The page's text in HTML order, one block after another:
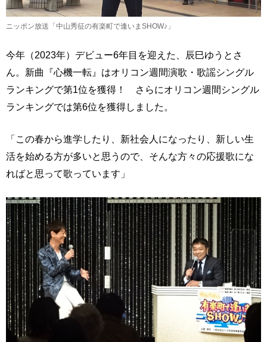
ニッポン放送「中山秀征の有楽町で逢いまSHOW♪」
今年（2023年）デビュー6年目を迎えた、辰巳ゆうとさ
ん。新曲『心機一転』はオリコン週間演歌・歌謡シングル
ランキングで第1位を獲得！ さらにオリコン週間シングル
ランキングでは第6位を獲得しました。
「この春から進学したり、新社会人になったり、新しい生
活を始める方が多いと思うので、そんな方々の応援歌にな
ればと思って歌っています」